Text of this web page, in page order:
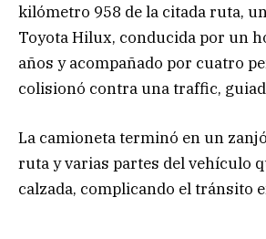
kilómetro 958 de la citada ruta,
Toyota Hilux, conducida por un
años y acompañado por cuatro
colisionó contra una traffic,
La camioneta terminó en un
ruta y varias partes del vehículo
calzada, complicando el tránsito